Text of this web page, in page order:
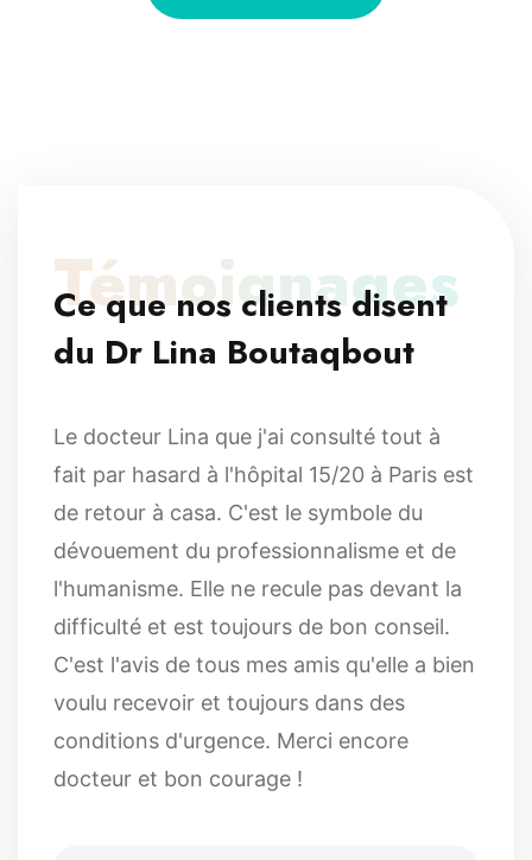
Témoignages
Ce que nos clients disent
du Dr Lina Boutaqbout
Le docteur Lina que j'ai consulté tout à
fait par hasard à l'hôpital 15/20 à Paris est
de retour à casa. C'est le symbole du
dévouement du professionnalisme et de
l'humanisme. Elle ne recule pas devant la
difficulté et est toujours de bon conseil.
C'est l'avis de tous mes amis qu'elle a bien
voulu recevoir et toujours dans des
conditions d'urgence. Merci encore
docteur et bon courage !